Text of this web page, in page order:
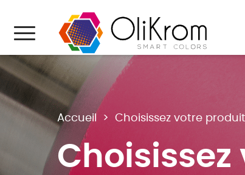
Menu
Accueil > Choisissez votre